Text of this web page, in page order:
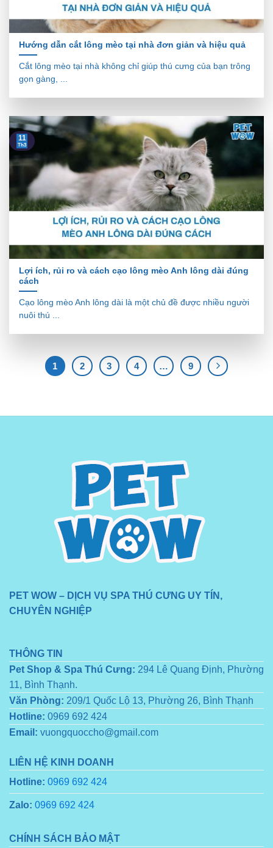
Hướng dẫn cắt lông mèo tại nhà đơn giản và hiệu quả
Cắt lông mèo tại nhà không chỉ giúp thú cưng của bạn trông
gọn gàng, ...
Lợi ích, rủi ro và cách cạo lông mèo Anh lông dài đúng
cách
Cạo lông mèo Anh lông dài là một chủ đề được nhiều người
nuôi thú ...
11
Th3
1 2 3 4 … 9
PET WOW – DỊCH VỤ SPA THÚ CƯNG UY TÍN,
CHUYÊN NGHIỆP
THÔNG TIN
Pet Shop & Spa Thú Cưng: 294 Lê Quang Định, Phường
11, Bình Thạnh.
Văn Phòng: 209/1 Quốc Lộ 13, Phường 26, Bình Thạnh
Hotline: 0969 692 424
Email: vuongquoccho@gmail.com
LIÊN HỆ KINH DOANH
Hotline: 0969 692 424
Zalo: 0969 692 424
CHÍNH SÁCH BẢO MẬT